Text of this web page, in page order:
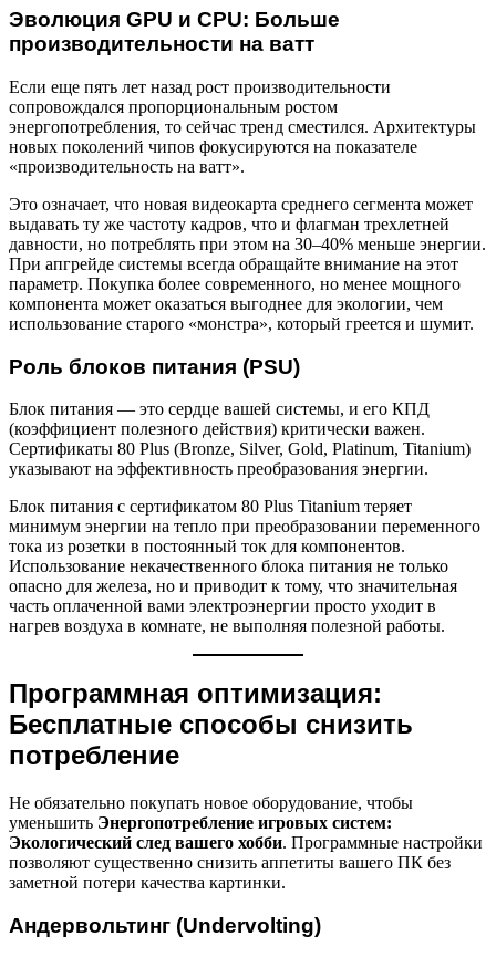
Эволюция GPU и CPU: Больше
производительности на ватт
Если еще пять лет назад рост производительности
сопровождался пропорциональным ростом
энергопотребления, то сейчас тренд сместился. Архитектуры
новых поколений чипов фокусируются на показателе
«производительность на ватт».
Это означает, что новая видеокарта среднего сегмента может
выдавать ту же частоту кадров, что и флагман трехлетней
давности, но потреблять при этом на 30–40% меньше энергии.
При апгрейде системы всегда обращайте внимание на этот
параметр. Покупка более современного, но менее мощного
компонента может оказаться выгоднее для экологии, чем
использование старого «монстра», который греется и шумит.
Роль блоков питания (PSU)
Блок питания — это сердце вашей системы, и его КПД
(коэффициент полезного действия) критически важен.
Сертификаты 80 Plus (Bronze, Silver, Gold, Platinum, Titanium)
указывают на эффективность преобразования энергии.
Блок питания с сертификатом 80 Plus Titanium теряет
минимум энергии на тепло при преобразовании переменного
тока из розетки в постоянный ток для компонентов.
Использование некачественного блока питания не только
опасно для железа, но и приводит к тому, что значительная
часть оплаченной вами электроэнергии просто уходит в
нагрев воздуха в комнате, не выполняя полезной работы.
Программная оптимизация:
Бесплатные способы снизить
потребление
Не обязательно покупать новое оборудование, чтобы
уменьшить Энергопотребление игровых систем:
Экологический след вашего хобби. Программные настройки
позволяют существенно снизить аппетиты вашего ПК без
заметной потери качества картинки.
Андервольтинг (Undervolting)